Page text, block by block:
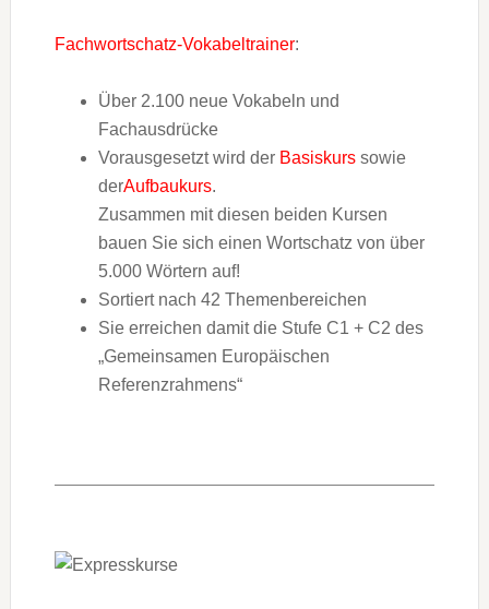
Fachwortschatz-Vokabeltrainer:
Über 2.100 neue Vokabeln und
Fachausdrücke
Vorausgesetzt wird der Basiskurssowie
derAufbaukurs.
Zusammen mit diesen beiden Kursen
bauen Sie sich einen Wortschatz von über
5.000 Wörtern auf!
Sortiert nach 42 Themenbereichen
Sie erreichen damit die Stufe C1 + C2 des
„Gemeinsamen Europäischen
Referenzrahmens“